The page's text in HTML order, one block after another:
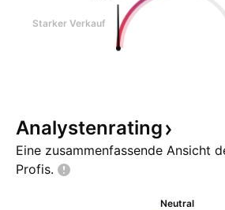
Starker Verkauf
Analystenrating
Eine zusammenfassende Ansicht
Profis.
Neutral